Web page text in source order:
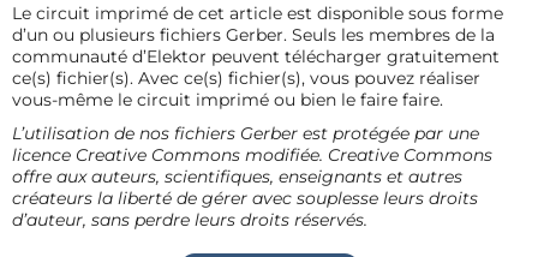
Le circuit imprimé de cet article est disponible sous forme
d’un ou plusieurs fichiers Gerber. Seuls les membres de la
communauté d’Elektor peuvent télécharger gratuitement
ce(s) fichier(s). Avec ce(s) fichier(s), vous pouvez réaliser
vous-même le circuit imprimé ou bien le faire faire.
L’utilisation de nos fichiers Gerber est protégée par une
licence Creative Commons modifiée. Creative Commons
offre aux auteurs, scientifiques, enseignants et autres
créateurs la liberté de gérer avec souplesse leurs droits
d’auteur, sans perdre leurs droits réservés.